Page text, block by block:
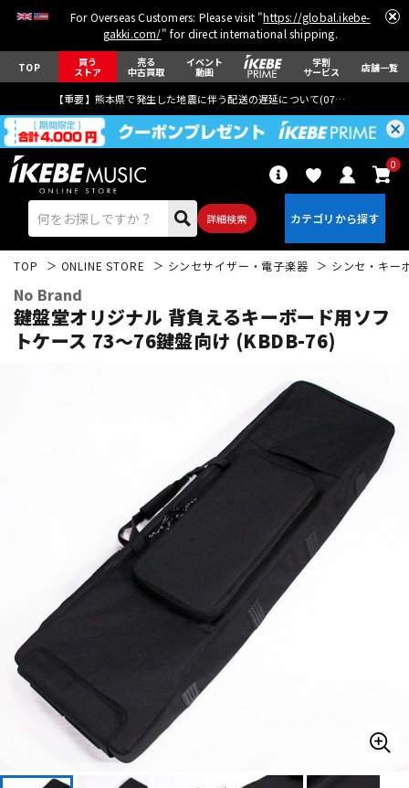
For Overseas Customers: Please visit "https://global.ikebe-
gakki.com/" for direct international shipping.
TOP 買う
ストア
売る
中古買取
イベント
動画
学割
サービス 店舗一覧
【重要】熊本県で発生した地震に伴う配送の遅延について(07月29日
詳細検索
0
パーカッション
キーボード 電子ピアノ
アンプ
DJ機器
TOP ONLINE STORE シンセサイザー・電子楽器 シンセ・キー
No Brand
鍵盤堂オリジナル 背負えるキーボード用ソフ
トケース 73～76鍵盤向け (KBDB-76)